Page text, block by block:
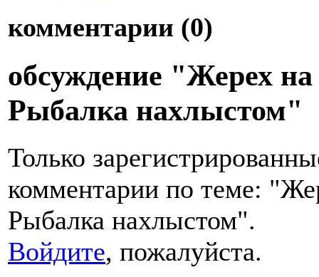
комментарии (0)
обсуждение "Жерех
Рыбалка нахлыстом"
Только
комментарии по теме:
Рыбалка нахлыстом".
Войдите, пожалуйста.